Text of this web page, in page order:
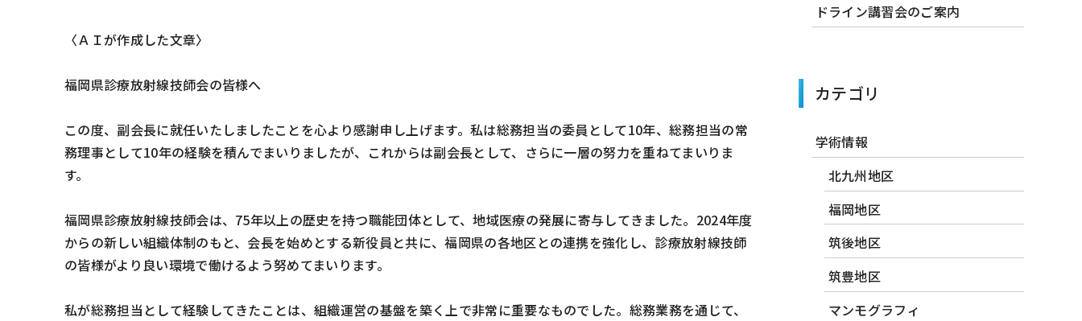
〈ＡＩが作成した文章〉
福岡県診療放射線技師会の皆様へ
この度、副会長に就任いたしましたことを心より感謝申し上げます。私は総務担当の委員として10年、総務担当の常
務理事として10年の経験を積んでまいりましたが、これからは副会長として、さらに一層の努力を重ねてまいりま
す。
福岡県診療放射線技師会は、75年以上の歴史を持つ職能団体として、地域医療の発展に寄与してきました。2024年度
からの新しい組織体制のもと、会長を始めとする新役員と共に、福岡県の各地区との連携を強化し、診療放射線技師
の皆様がより良い環境で働けるよう努めてまいります。
私が総務担当として経験してきたことは、組織運営の基盤を築く上で非常に重要なものでした。総務業務を通じて、
ドライン講習会のご案内
カテゴリ
学術情報
北九州地区
福岡地区
筑後地区
筑豊地区
マンモグラフィ